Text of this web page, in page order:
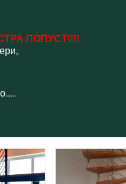
ПОПУСТ!!!!